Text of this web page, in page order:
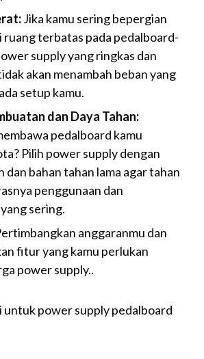
Jika kamu sering bepergian
ruang terbatas pada pedalboard-
supply yang ringkas dan
akan menambah beban yang
setup kamu.
dan Daya Tahan:
pedalboard kamu
Pilih power supply dengan
dan bahan tahan lama agar tahan
penggunaan dan
sering.
anggaranmu dan
fitur yang kamu perlukan
power supply..
untuk power supply pedalboard